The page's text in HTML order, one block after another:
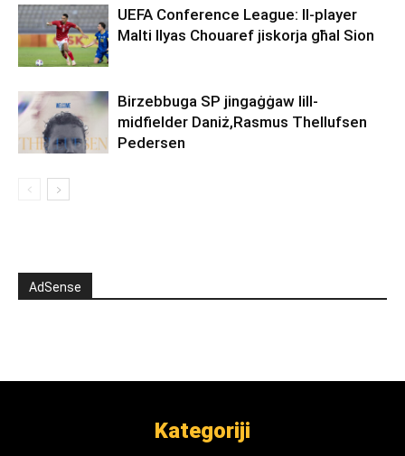
UEFA Conference League: Il-player
Malti Ilyas Chouaref jiskorja għal Sion
Birzebbuga SP jingaġġaw lill-
midfielder Daniż,Rasmus Thellufsen
Pedersen
AdSense
Kategoriji